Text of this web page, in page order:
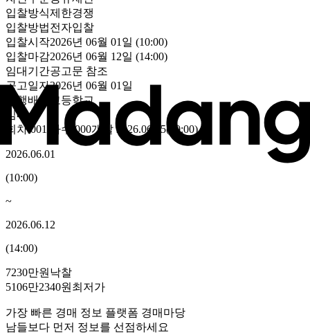
입찰방식제한경쟁
입찰방법전자입찰
입찰시작2026년 06월 01일 (10:00)
입찰마감2026년 06월 12일 (14:00)
임대기간공고문 참조
공고일자2026년 06월 01일
집행배재고등학교
임대
회차 001 /차수 000개찰2026.06.15( 10:00)
2026.06.01
(10:00)
~
2026.06.12
(14:00)
7230만원 낙찰
5106만2340원 최저가
가장 빠른 경매 정보 플랫폼 경매마당
남들보다 먼저 정보를 선점하세요